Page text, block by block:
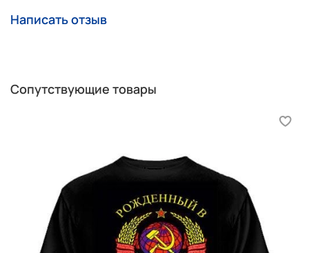
Написать отзыв
Сопутствующие товары